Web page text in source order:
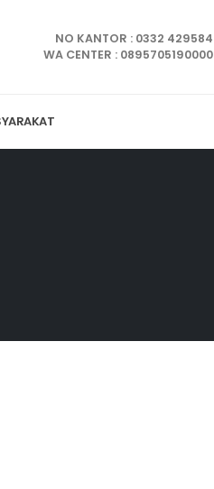
NO KANTOR : 0332 429584
WA CENTER : 0895705190000